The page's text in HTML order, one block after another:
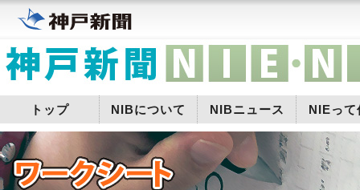
トップ NIBについて NIBニュース NIEって